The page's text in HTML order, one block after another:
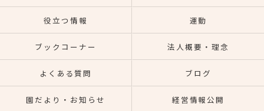
役立つ情報 運動
ブックコーナー 法人概要・理念
よくある質問 ブログ
園だより・お知らせ 経営情報公開